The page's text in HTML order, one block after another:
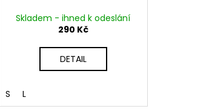
Skladem - ihned k odeslání
290 Kč
DETAIL
S L